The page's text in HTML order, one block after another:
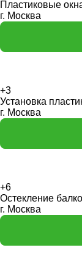
Пластиковые
г. Москва
+3
Установка
г. Москва
+6
Остекление
г. Москва